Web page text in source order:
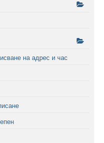
на адрес и час